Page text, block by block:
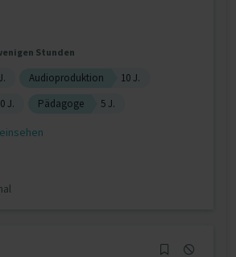
Stunden
Audioproduktion
10 J.
J. Pädagoge 5 J.